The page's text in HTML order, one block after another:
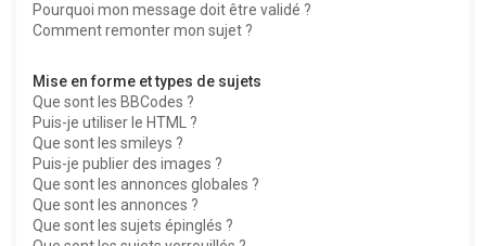
Pourquoi mon message doit être validé ?
Comment remonter mon sujet ?
Mise en forme et types de sujets
Que sont les BBCodes ?
Puis-je utiliser le HTML ?
Que sont les smileys ?
Puis-je publier des images ?
Que sont les annonces globales ?
Que sont les annonces ?
Que sont les sujets épinglés ?